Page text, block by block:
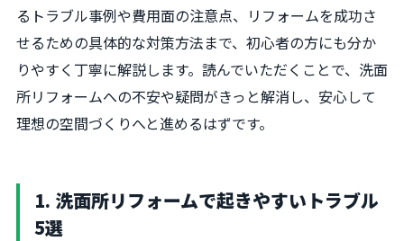
るトラブル事例や費用面の注意点、リフォームを成功さ
せるための具体的な対策方法まで、初心者の方にも分か
りやすく丁寧に解説します。読んでいただくことで、洗面
所リフォームへの不安や疑問がきっと解消し、安心して
理想の空間づくりへと進めるはずです。
1. 洗面所リフォームで起きやすいトラブル
5選